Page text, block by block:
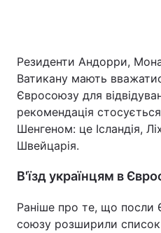
Резиденти Андорри,
Ватикану мають
Євросоюзу для
рекомендація
Шенгеном: це Ісландія,
Швейцарія.
В'їзд українцям в
Раніше про те, що посли
союзу розширили список